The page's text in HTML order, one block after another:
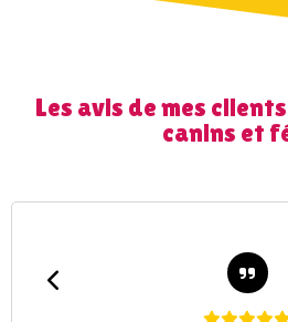
Les avis de mes
canins et